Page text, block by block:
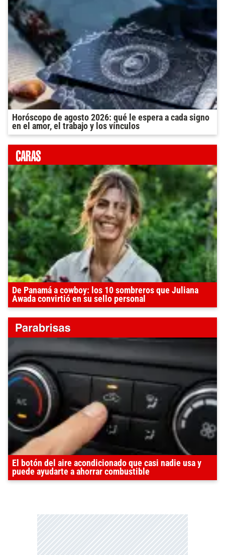
Horóscopo de agosto 2026: qué le espera a cada signo
en el amor, el trabajo y los vínculos
De Panamá a cowboy: los 10 sombreros que Juliana
Awada convirtió en su sello personal
El botón del aire acondicionado que casi nadie usa y
puede ayudarte a ahorrar combustible